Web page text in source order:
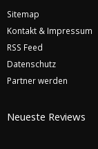
Sitemap
Kontakt & Impressum
RSS Feed
Datenschutz
Partner werden
Neueste Reviews